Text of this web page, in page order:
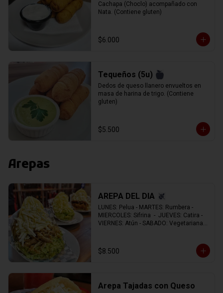
Cachapa (Choclo) acompañado con
Nata. (Contiene gluten)
$6.000
Tequeños (5u)
Dedos de queso llanero envueltos en
masa de harina de trigo. (Contiene
gluten)
$5.500
Arepas
AREPA DEL DIA
LUNES: Pelua - MARTES: Rumbera -
MIERCOLES: Sifrina  -  JUEVES: Catira -
VIERNES: Atún - SABADO: Vegetariana -
$8.500
Arepa Tajadas con Queso